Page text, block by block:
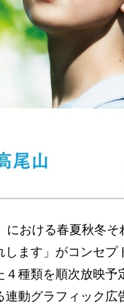
おける春夏秋冬そ
ます」がコンセプ
種類を順次放映予
動グラフィック広